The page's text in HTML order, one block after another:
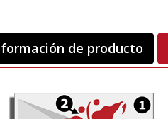
de producto